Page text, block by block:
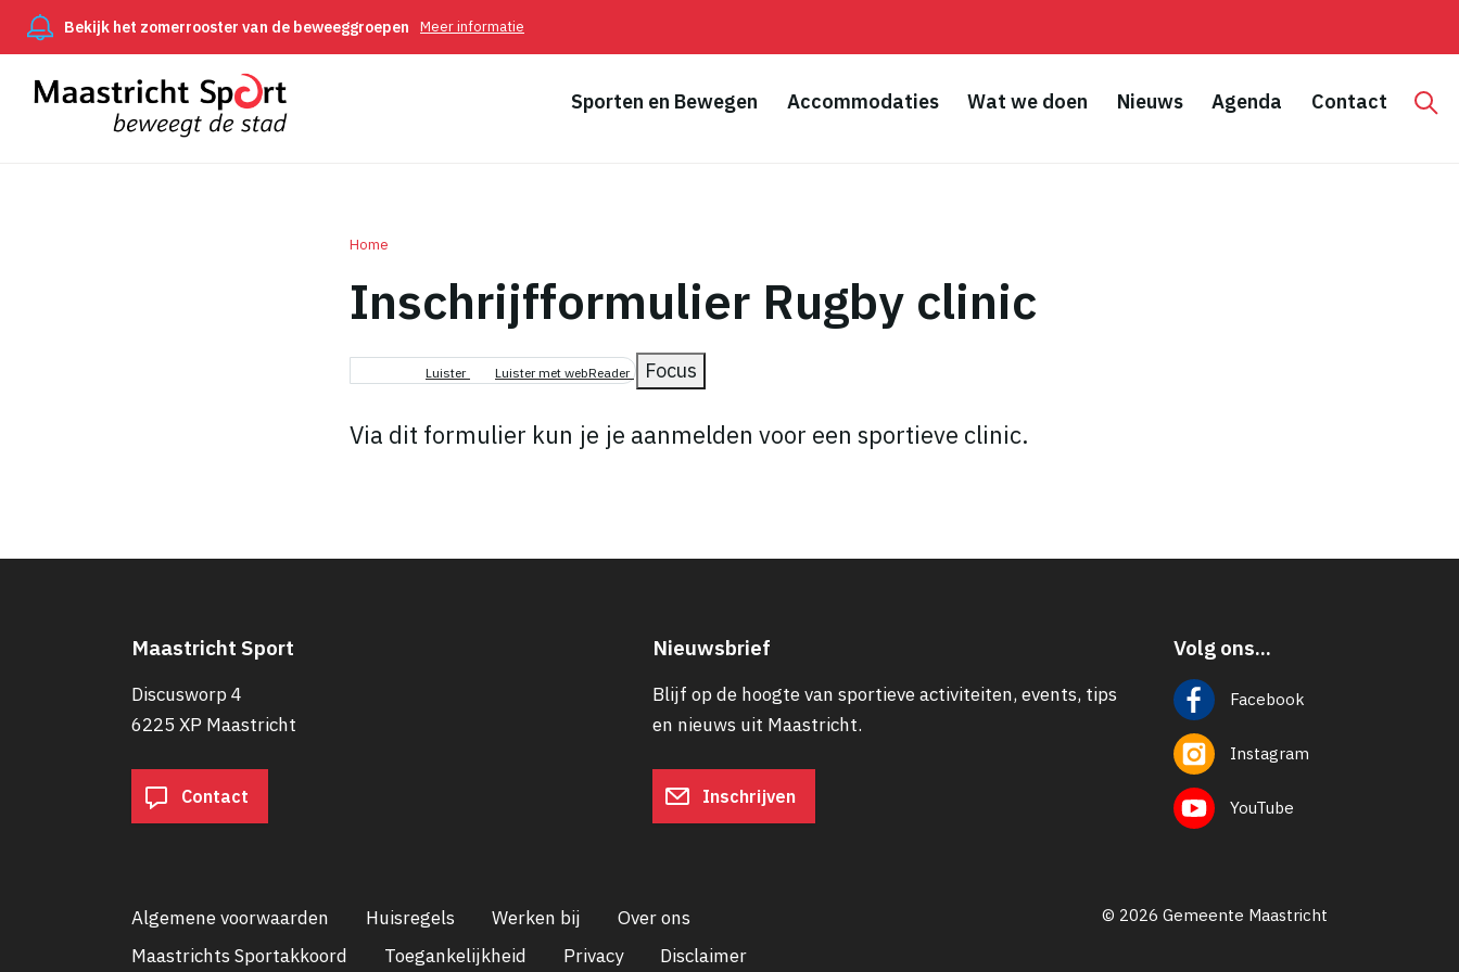
Bekijk het zomerrooster van de beweeggroepen Meer informatie
Sporten en Bewegen Accommodaties Wat we doen Nieuws Agenda Contact
Kruimelpad
Home
Inschrijfformulier Rugby clinic
Luister Luister met webReader Focus
Via dit formulier kun je je aanmelden voor een sportieve clinic.
Maastricht Sport
Discusworp 4
6225 XP Maastricht
Contact
Nieuwsbrief
Blijf op de hoogte van sportieve activiteiten, events, tips
en nieuws uit Maastricht.
Inschrijven
Volg ons...
Facebook
Instagram
YouTube
Algemene voorwaarden Huisregels Werken bij
Over ons
Maastrichts Sportakkoord
Toegankelijkheid Privacy Disclaimer
© 2026 Gemeente Maastricht